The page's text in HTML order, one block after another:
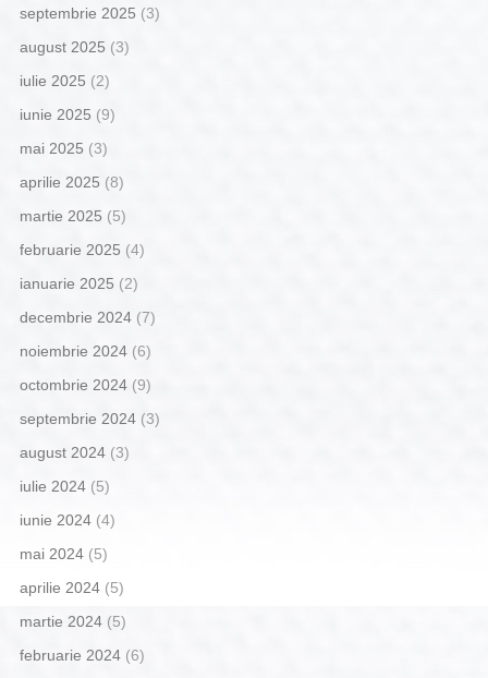
septembrie 2025 (3)
august 2025 (3)
iulie 2025 (2)
iunie 2025 (9)
mai 2025 (3)
aprilie 2025 (8)
martie 2025 (5)
februarie 2025 (4)
ianuarie 2025 (2)
decembrie 2024(7)
noiembrie 2024(6)
octombrie 2024(9)
septembrie 2024(3)
august 2024(3)
iulie 2024(5)
iunie 2024(4)
mai 2024(5)
aprilie 2024(5)
martie 2024(5)
februarie 2024(6)